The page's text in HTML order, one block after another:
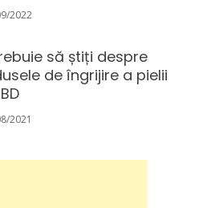
2022
să știți despre
de îngrijire a pielii
2021